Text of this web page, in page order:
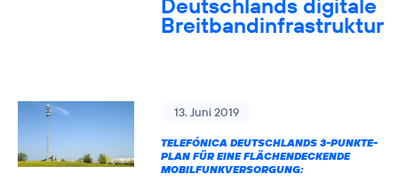
Deutschlands digitale
Breitbandinfrastruktur
13. Juni 2019
TELEFÓNICA DEUTSCHLANDS 3-PUNKTE-
PLAN FÜR EINE FLÄCHENDECKENDE
MOBILFUNKVERSORGUNG: